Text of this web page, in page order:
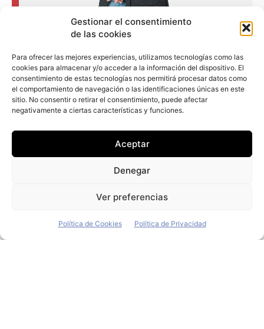
Gestionar el consentimiento
de las cookies
Para ofrecer las mejores experiencias, utilizamos tecnologías como las
cookies para almacenar y/o acceder a la información del dispositivo. El
consentimiento de estas tecnologías nos permitirá procesar datos como
el comportamiento de navegación o las identificaciones únicas en este
sitio. No consentir o retirar el consentimiento, puede afectar
negativamente a ciertas características y funciones.
Aceptar
Denegar
Ver preferencias
Política de Cookies Política de Privacidad
+ Fleet People
Contacto
Staff
La edición digital
+ Contenido en redes sociales